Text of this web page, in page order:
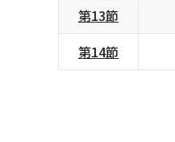
第13節
第14節